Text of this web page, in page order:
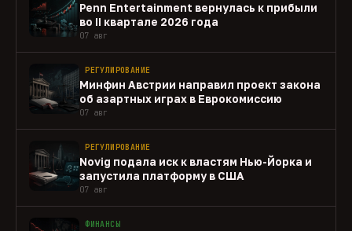
Penn Entertainment вернулась к прибыли
во II квартале 2026 года
07 авг
РЕГУЛИРОВАНИЕ
Минфин Австрии направил проект закона
об азартных играх в Еврокомиссию
07 авг
РЕГУЛИРОВАНИЕ
Novig подала иск к властям Нью-Йорка и
запустила платформу в США
07 авг
ФИНАНСЫ